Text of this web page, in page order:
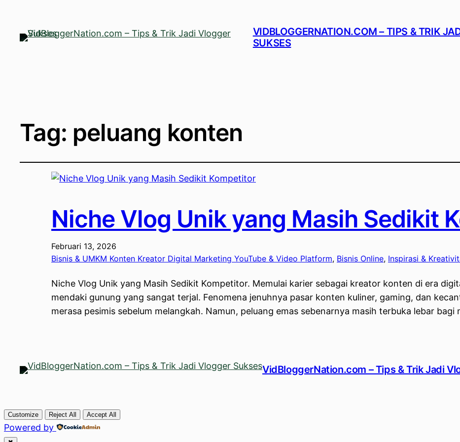
VIDBLOGGERNATION.COM – TIPS & TRIK
SUKSES
Tag: peluang konten
Niche Vlog Unik yang Masih Sedikit
Februari 13, 2026
Bisnis & UMKM Konten Kreator Digital Marketing YouTube & Video Platform, Bisnis Online, Inspirasi &
Niche Vlog Unik yang Masih Sedikit Kompetitor. Memulai karier sebagai kreator konten di era
mendaki gunung yang sangat terjal. Fenomena jenuhnya pasar konten kuliner, gaming, dan
merasa pesimis sebelum melangkah. Namun, peluang emas sebenarnya masih terbuka lebar
VidBloggerNation.com – Tips & Trik Jadi
Customize Reject All Accept All
Powered by